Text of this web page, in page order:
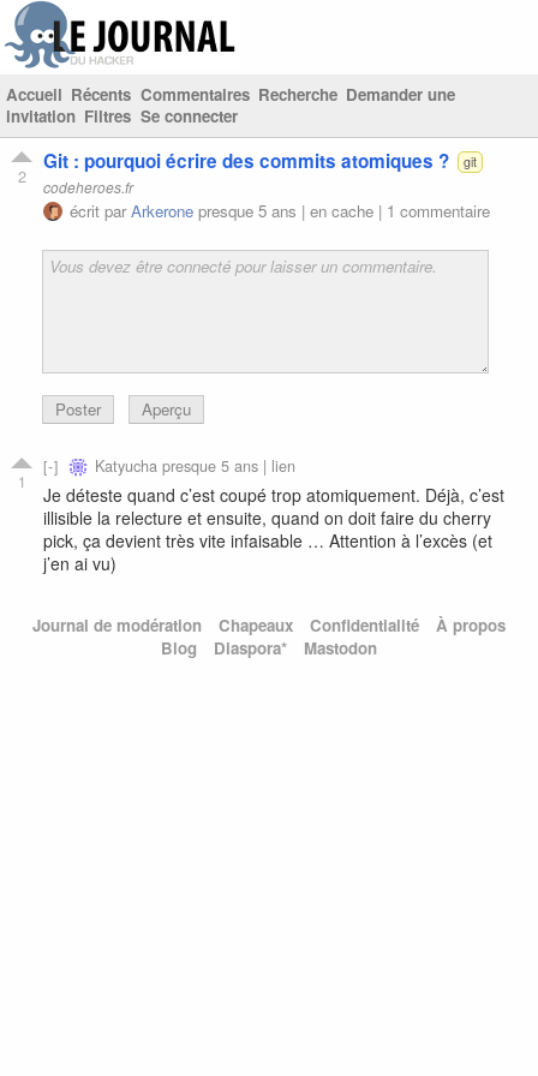
Accueil Récents Commentaires Recherche Demander une
invitation Filtres Se connecter
2
Git : pourquoi écrire des commits atomiques ? git
codeheroes.fr
écrit parArkerone presque 5 ans | en cache | 1 commentaire
Poster Aperçu
1
Katyuchapresque 5 ans | lien
Je déteste quand c’est coupé trop atomiquement. Déjà, c’est
illisible la relecture et ensuite, quand on doit faire du cherry
pick, ça devient très vite infaisable … Attention à l’excès (et
j’en ai vu)
Journal de modération Chapeaux Confidentialité
À propos
Blog
Diaspora* Mastodon